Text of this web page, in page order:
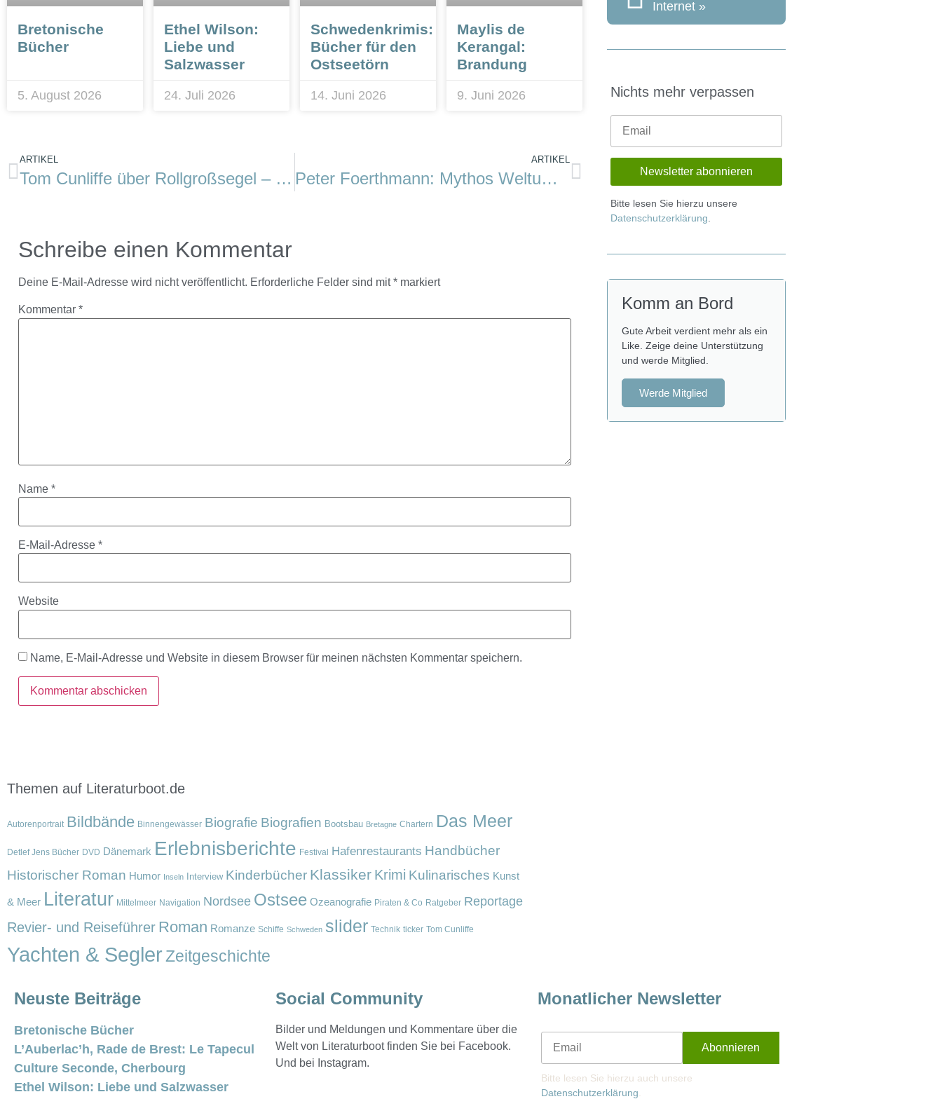
Bretonische
Bücher
5. August 2026
Ethel Wilson:
Liebe und
Salzwasser
24. Juli 2026
Schwedenkrimis:
Bücher für den
Ostseetörn
14. Juni 2026
Maylis de
Kerangal:
Brandung
9. Juni 2026
ARTIKEL
Tom Cunliffe über Rollgroßsegel – im Baum
ARTIKEL
Peter Foerthmann: Mythos Weltumsegelung. Lebensziel oder Sackgasse?
Schreibe einen Kommentar
Deine E-Mail-Adresse wird nicht veröffentlicht. Erforderliche Felder sind mit* markiert
Kommentar *
Name *
E-Mail-Adresse *
Website
Name, E-Mail-Adresse und Website in diesem Browser für meinen nächsten Kommentar speichern.
Internet »
Nichts mehr verpassen
Bitte lesen Sie hierzu unsere
Datenschutzerklärung
Komm an Bord
Gute Arbeit verdient mehr als ein
Like. Zeige deine Unterstützung
und werde Mitglied.
Werde Mitglied
Themen auf Literaturboot.de
Autorenportrait Bildbände Binnengewässer Biografie Biografien Bootsbau Bretagne Chartern Das Meer
Detlef Jens Bücher DVD Dänemark Erlebnisberichte Festival Hafenrestaurants Handbücher
Historischer Roman Humor Inseln Interview Kinderbücher Klassiker Krimi Kulinarisches Kunst
& Meer Literatur Mittelmeer Navigation Nordsee Ostsee Ozeanografie Piraten & Co Ratgeber Reportage
Revier- und Reiseführer Roman Romanze Schiffe Schweden slider Technik ticker Tom Cunliffe
Yachten & SeglerZeitgeschichte
Neuste Beiträge
Bretonische Bücher
L’Auberlac’h, Rade de Brest: Le Tapecul
Culture Seconde, Cherbourg
Ethel Wilson: Liebe und Salzwasser
Social Community
Bilder und Meldungen und Kommentare über die
Welt von Literaturboot finden Sie bei Facebook.
Und bei Instagram.
Monatlicher Newsletter
Bitte lesen Sie hierzu auch unsere
Datenschutzerklärung